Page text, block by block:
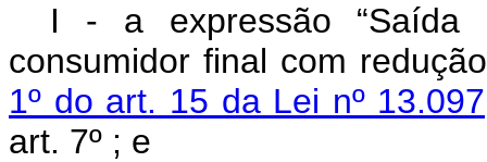
I - a expressão “Saída
consumidor final com
1º do art. 15 da Lei nº
art. 7º ; e